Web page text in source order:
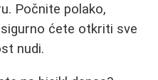
Počnite polako,
ćete otkriti sve
nudi.